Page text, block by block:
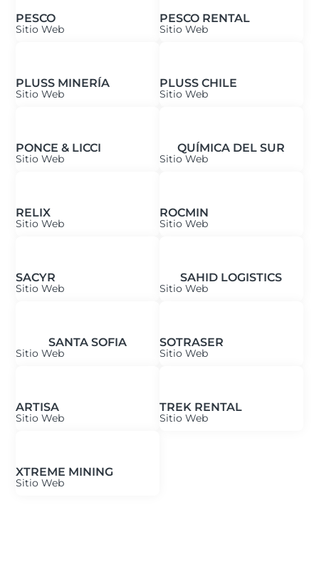
PESCO
Sitio Web
PESCO RENTAL
Sitio Web
PLUSS MINERÍA
Sitio Web
PLUSS CHILE
Sitio Web
PONCE & LICCI
Sitio Web
QUÍMICA DEL SUR
Sitio Web
RELIX
Sitio Web
ROCMIN
Sitio Web
SACYR
Sitio Web
SAHID LOGISTICS
Sitio Web
SANTA SOFIA
Sitio Web
SOTRASER
Sitio Web
ARTISA
Sitio Web
TREK RENTAL
Sitio Web
XTREME MINING
Sitio Web